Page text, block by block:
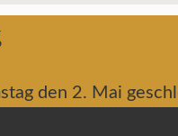
den 2. Mai